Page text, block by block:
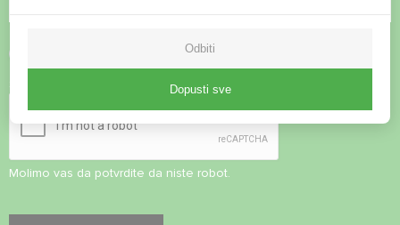
Pravila o privatnosti
Molimo vas da potvrdite da niste robot.
Odbiti
Dopusti sve